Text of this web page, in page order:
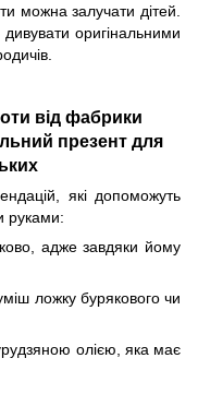
можна залучати дітей.
оригінальними
від фабрики
презент для
які допоможуть
руками:
адже завдяки йому
ложку бурякового чи
олією, яка має